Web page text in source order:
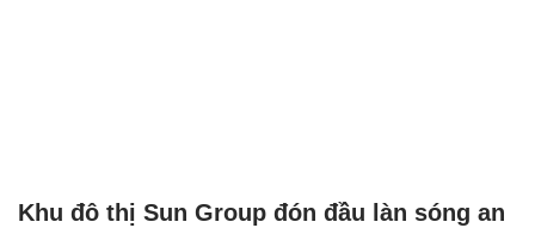
Khu đô thị Sun Group đón đầu làn sóng an